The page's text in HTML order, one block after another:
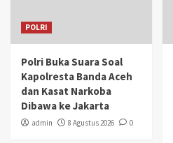
POLRI
Polri Buka Suara Soal
Kapolresta Banda Aceh
dan Kasat Narkoba
Dibawa ke Jakarta
admin 8 Agustus 2026 0